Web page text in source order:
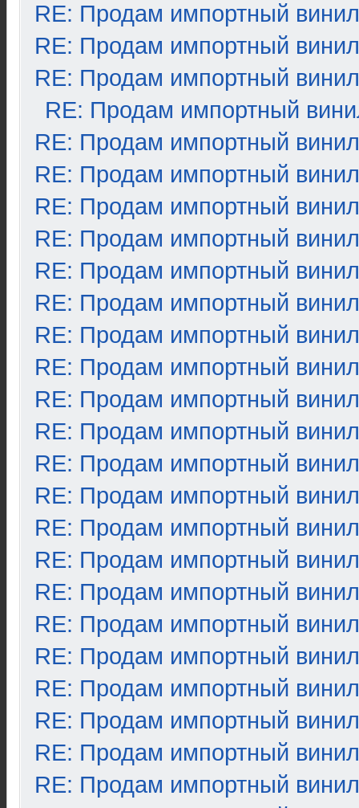
RE: Продам импортный винил
RE: Продам импортный винил
RE: Продам импортный винил
RE: Продам импортный
RE: Продам импортный винил
RE: Продам импортный винил
RE: Продам импортный винил
RE: Продам импортный винил
RE: Продам импортный винил
RE: Продам импортный винил
RE: Продам импортный винил
RE: Продам импортный винил
RE: Продам импортный винил
RE: Продам импортный винил
RE: Продам импортный винил
RE: Продам импортный винил
RE: Продам импортный винил
RE: Продам импортный винил
RE: Продам импортный винил
RE: Продам импортный винил
RE: Продам импортный винил
RE: Продам импортный винил
RE: Продам импортный винил
RE: Продам импортный винил
RE: Продам импортный винил